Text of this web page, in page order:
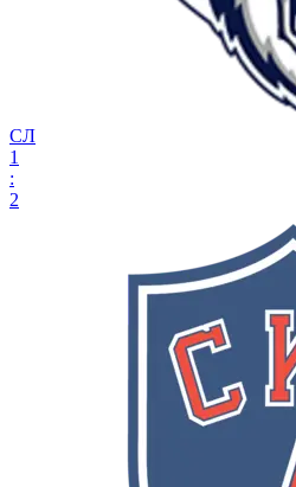
СЛ
1
:
2